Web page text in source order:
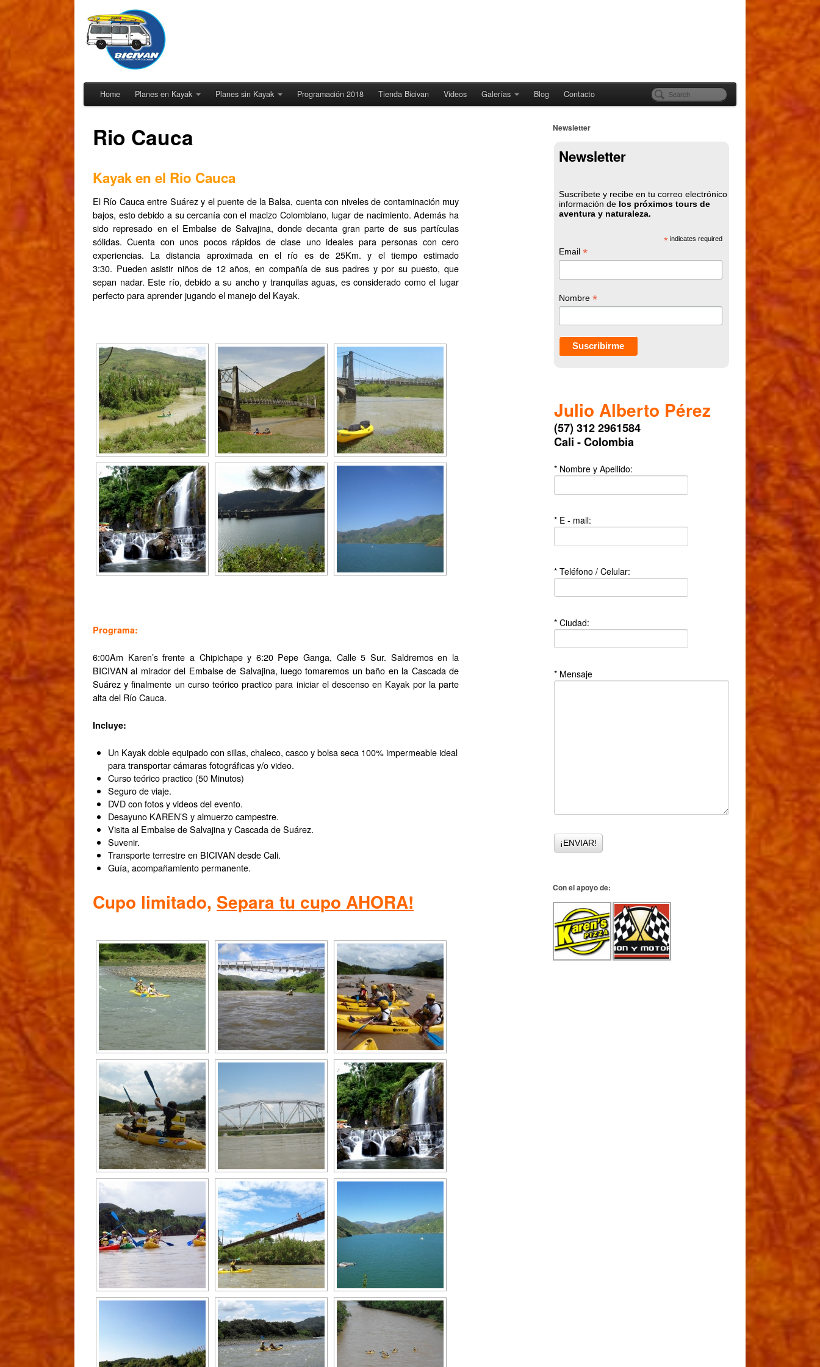
Home Planes en Kayak Planes sin Kayak Programación 2018 Tienda Bicivan Videos Galerías Blog Contacto
Rio Cauca
Kayak en el Rio Cauca
El Río Cauca entre Suárez y el puente de la Balsa, cuenta con niveles de contaminación muy
bajos, esto debido a su cercanía con el macizo Colombiano, lugar de nacimiento. Además ha
sido represado en el Embalse de Salvajina, donde decanta gran parte de sus partículas
sólidas. Cuenta con unos pocos rápidos de clase uno ideales para personas con cero
experiencias. La distancia aproximada en el río es de 25Km. y el tiempo estimado
3:30. Pueden asistir niños de 12 años, en compañía de sus padres y por su puesto, que
sepan nadar. Este río, debido a su ancho y tranquilas aguas, es considerado como el lugar
perfecto para aprender jugando el manejo del Kayak.
Programa:
6:00Am Karen’s frente a Chipichape y 6:20 Pepe Ganga, Calle 5 Sur. Saldremos en la
BICIVAN al mirador del Embalse de Salvajina, luego tomaremos un baño en la Cascada de
Suárez y finalmente un curso teórico practico para iniciar el descenso en Kayak por la parte
alta del Río Cauca.
Incluye:
Un Kayak doble equipado con sillas, chaleco, casco y bolsa seca 100% impermeable ideal
para transportar cámaras fotográficas y/o video.
Curso teórico practico (50 Minutos)
Seguro de viaje.
DVD con fotos y videos del evento.
Desayuno KAREN’S y almuerzo campestre.
Visita al Embalse de Salvajina y Cascada de Suárez.
Suvenir.
Transporte terrestre en BICIVAN desde Cali.
Guía, acompañamiento permanente.
Cupo limitado, Separa tu cupo AHORA!
Newsletter
Newsletter
Suscríbete y recibe en tu correo electrónico
información de los próximos tours de
aventura y naturaleza.
*indicates required
Email*
Nombre*
Julio Alberto Pérez
(57) 312 2961584
Cali - Colombia
* Nombre y Apellido:
* E - mail:
* Teléfono / Celular:
* Ciudad:
* Mensaje
Con el apoyo de: